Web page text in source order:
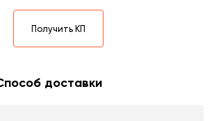
Получить КП
доставки